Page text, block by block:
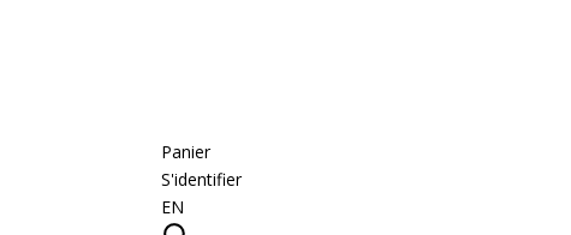
Panier
S'identifier
EN